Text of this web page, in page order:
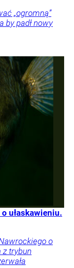
„ogromną”
by padł nowy
ułaskawieniu.
o
z trybun